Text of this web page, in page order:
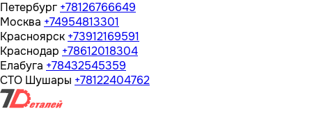
Петербург +78126766649
Москва +74954813301
Красноярск +73912169591
Краснодар +78612018304
Елабуга +78432545359
СТО Шушары +78122404762